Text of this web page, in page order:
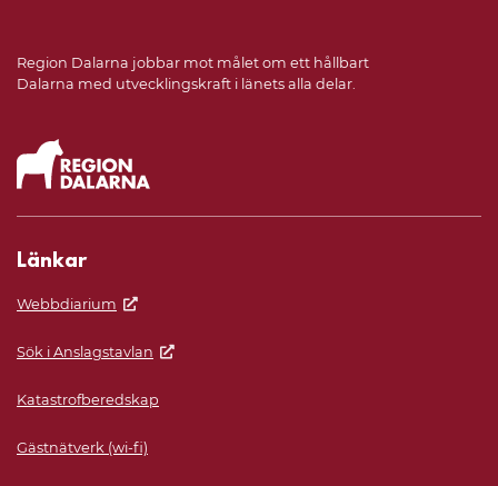
Region Dalarna jobbar mot målet om ett hållbart
Dalarna med utvecklingskraft i länets alla delar.
Länkar
Webbdiarium
Sök i Anslagstavlan
Katastrofberedskap
Gästnätverk (wi-fi)